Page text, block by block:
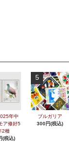
年中
ア修好5
2種
(税込)
5
ブルガリア
300円(税込)